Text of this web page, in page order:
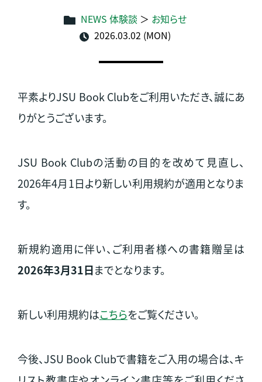
NEWS 体験談 ＞ お知らせ
2026.03.02 (MON)
平素よりJSU Book Clubをご利用いただき、誠にあ
りがとうございます。
JSU Book Clubの活動の目的を改めて見直し、
2026年4月1日より新しい利用規約が適用となりま
す。
新規約適用に伴い、ご利用者様への書籍贈呈は
2026年3月31日までとなります。
新しい利用規約はこちらをご覧ください。
今後、JSU Book Clubで書籍をご入用の場合は、キ